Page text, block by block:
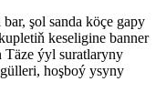
şol sanda köçe gapy
keseligine banner
Täze ýyl suratlaryny
hoşboý ysyny